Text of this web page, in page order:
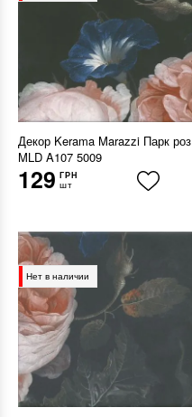
Декор Kerama Marazzi Парк роз
MLD A107 5009
129 ГРН
шт
Нет в наличии